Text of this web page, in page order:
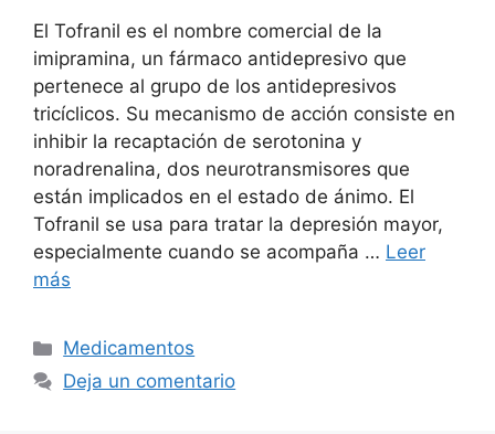
El Tofranil es el nombre comercial de la
imipramina, un fármaco antidepresivo que
pertenece al grupo de los antidepresivos
tricíclicos. Su mecanismo de acción consiste en
inhibir la recaptación de serotonina y
noradrenalina, dos neurotransmisores que
están implicados en el estado de ánimo. El
Tofranil se usa para tratar la depresión mayor,
especialmente cuando se acompaña … Leer
más
Categorías
Medicamentos
Deja un comentario